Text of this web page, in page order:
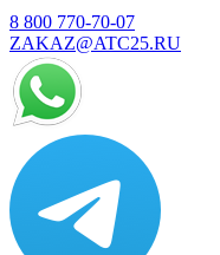
8 800 770-70-07
ZAKAZ@ATC25.RU